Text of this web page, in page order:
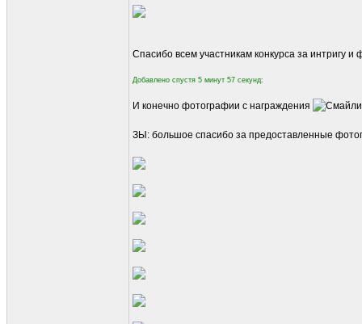
Спасибо всем участникам конкурса за интригу
Добавлено спустя 5 минут 57 секунд:
И конечно фотографии с награждения
ЗЫ: большое спасибо за предоставленные